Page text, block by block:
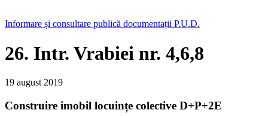
Informare și consultare publică documentații P.U.D.
26. Intr. Vrabiei nr. 4,6,8
19 august 2019
Construire imobil locuințe colective D+P+2E